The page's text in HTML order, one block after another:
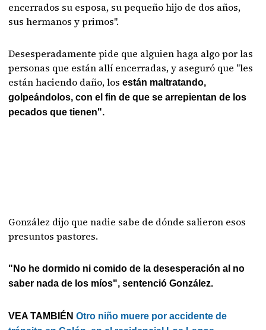
encerrados su esposa, su pequeño hijo de dos años,
sus hermanos y primos".
Desesperadamente pide que alguien haga algo por las
personas que están allí encerradas, y aseguró que "les
están haciendo daño, losestán maltratando,
golpeándolos, con el fin de que se arrepientan de los
pecados que tienen".
González dijo que nadie sabe de dónde salieron esos
presuntos pastores.
"No he dormido ni comido de la desesperación al no
saber nada de los míos", sentenció González.
VEA TAMBIÉNOtro niño muere por accidente de